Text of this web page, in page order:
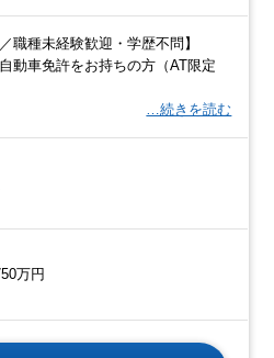
／職種未経験歓迎・学歴不問】
動車免許をお持ちの方（AT限定
…続きを読む
万円